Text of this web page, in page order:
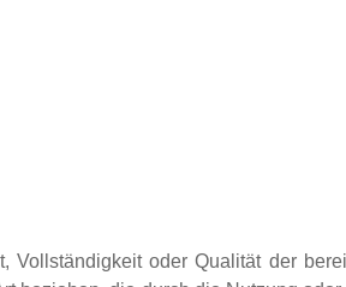
oder Qualität der